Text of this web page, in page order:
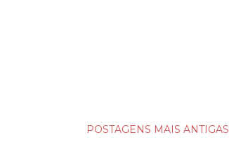
POSTAGENS MAIS ANTIGAS